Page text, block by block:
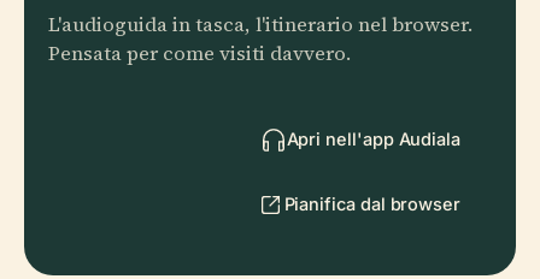
L'audioguida in tasca, l'itinerario nel browser.
Pensata per come visiti davvero.
Apri nell'app Audiala
Pianifica dal browser